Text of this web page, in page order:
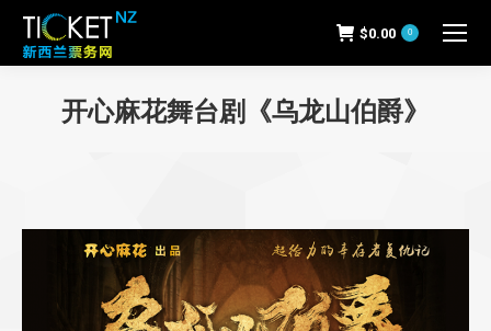
$0.00 0
开心麻花舞台剧《乌龙山伯爵》